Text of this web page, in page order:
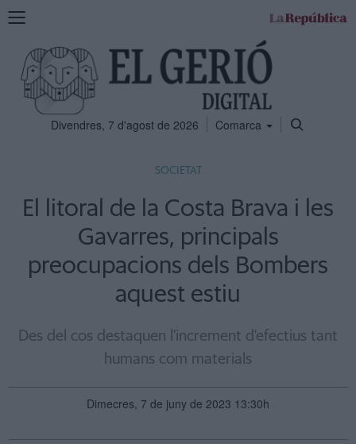
Mostra
navegació
Divendres, 7 d'agost de 2026 Comarca
SOCIETAT
El litoral de la Costa Brava i les
Gavarres, principals
preocupacions dels Bombers
aquest estiu
Des del cos destaquen l'increment d'efectius tant
humans com materials
Dimecres, 7 de juny de 2023 13:30h